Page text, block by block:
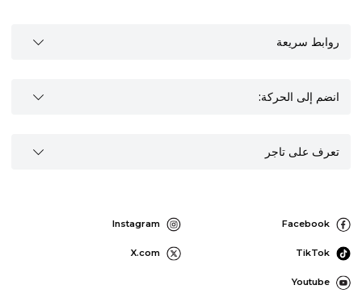
روابط سريعة
انضم إلى الحركة:
تعرف على تاجر
Facebook
Instagram
TikTok
X.com
Youtube